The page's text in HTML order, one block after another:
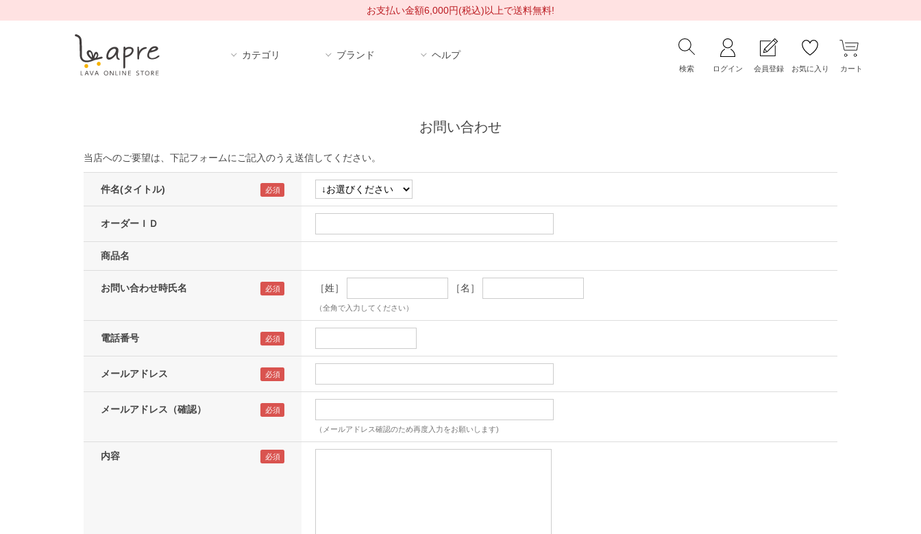
お支払い金額6,000円(税込)以上で送料無料!
カテゴリ ブランド ヘルプ
検索 ログイン 会員登録 お気に入り カート
お問い合わせ
当店へのご要望は、下記フォームにご記入のうえ送信してください。
件名(タイトル)
オーダーＩＤ
商品名
お問い合わせ時氏名 ［姓］ ［名］
（全角で入力してください）
電話番号
メールアドレス
メールアドレス（確認）
（メールアドレス確認のため再度入力をお願いします)
内容